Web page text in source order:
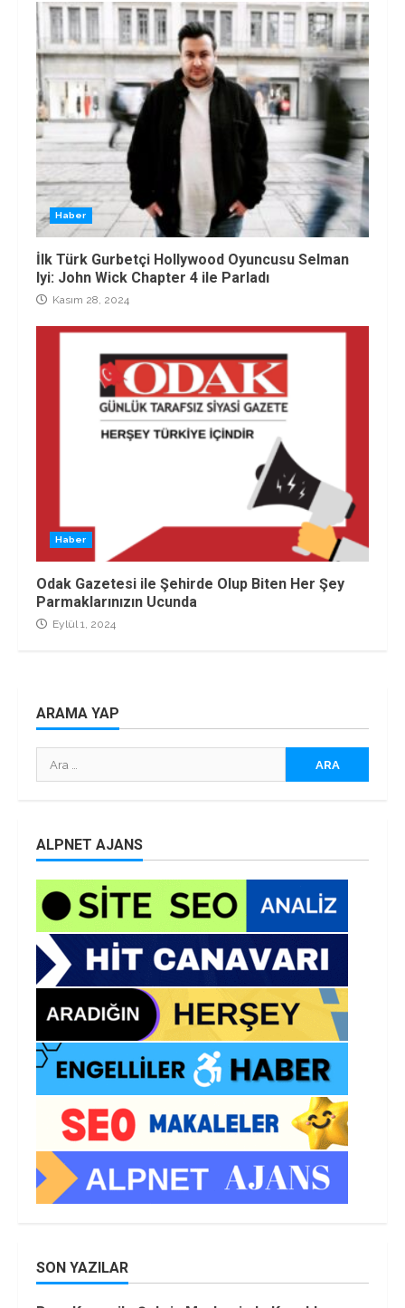
Haber
İlk Türk Gurbetçi Hollywood Oyuncusu Selman
Iyi: John Wick Chapter 4 ile Parladı
Kasım 28, 2024
Haber
Odak Gazetesi ile Şehirde Olup Biten Her Şey
Parmaklarınızın Ucunda
Eylül 1, 2024
ARAMA YAP
Arama:
ALPNET AJANS
SON YAZILAR